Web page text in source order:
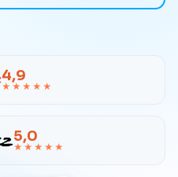
4,9
★★★★★
5,0
★★★★★